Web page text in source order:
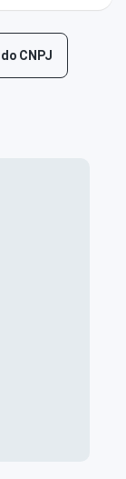
CNPJ